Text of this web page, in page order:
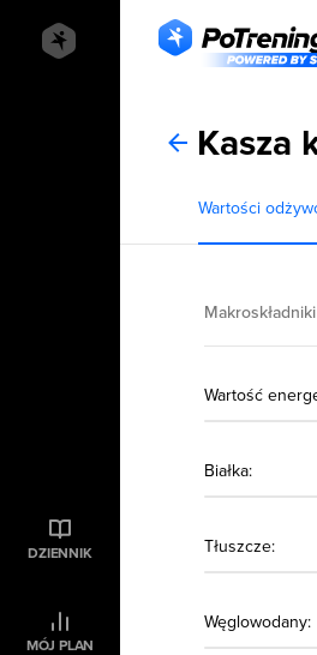
DZIENNIK
MÓJ PLAN
Kasza
Wartości
Makroskładniki
Wartość
Białka:
Tłuszcze:
Węglowodany: